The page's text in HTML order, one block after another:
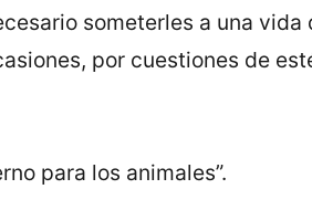
someterles a una vida
por cuestiones de
para los animales”.